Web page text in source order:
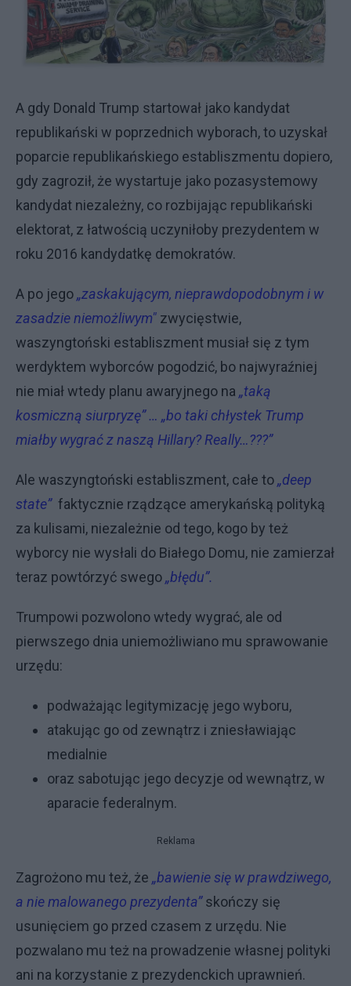
A gdy Donald Trump startował jako kandydat
republikański w poprzednich wyborach, to uzyskał
poparcie republikańskiego establiszmentu dopiero,
gdy zagroził, że wystartuje jako pozasystemowy
kandydat niezależny, co rozbijając republikański
elektorat, z łatwością uczyniłoby prezydentem w
roku 2016 kandydatkę demokratów.
A po jego„zaskakującym, nieprawdopodobnym i w
zasadzie niemożliwym" zwycięstwie,
waszyngtoński establiszment musiał się z tym
werdyktem wyborców pogodzić, bo najwyraźniej
nie miał wtedy planu awaryjnego na „taką
kosmiczną siurpryzę” … „bo taki chłystek Trump
miałby wygrać z naszą Hillary? Really…???”
Ale waszyngtoński establiszment, całe to„deep
state”faktycznie rządzące amerykańską polityką
za kulisami, niezależnie od tego, kogo by też
wyborcy nie wysłali do Białego Domu, nie zamierzał
teraz powtórzyć swego„błędu”.
Trumpowi pozwolono wtedy wygrać, ale od
pierwszego dnia uniemożliwiano mu sprawowanie
urzędu:
podważając legitymizację jego wyboru,
atakując go od zewnątrz i zniesławiając
medialnie
oraz sabotując jego decyzje od wewnątrz, w
aparacie federalnym.
Reklama
Zagrożono mu też, że „bawienie się w prawdziwego,
a nie malowanego prezydenta”skończy się
usunięciem go przed czasem z urzędu. Nie
pozwalano mu też na prowadzenie własnej polityki
ani na korzystanie z prezydenckich uprawnień.